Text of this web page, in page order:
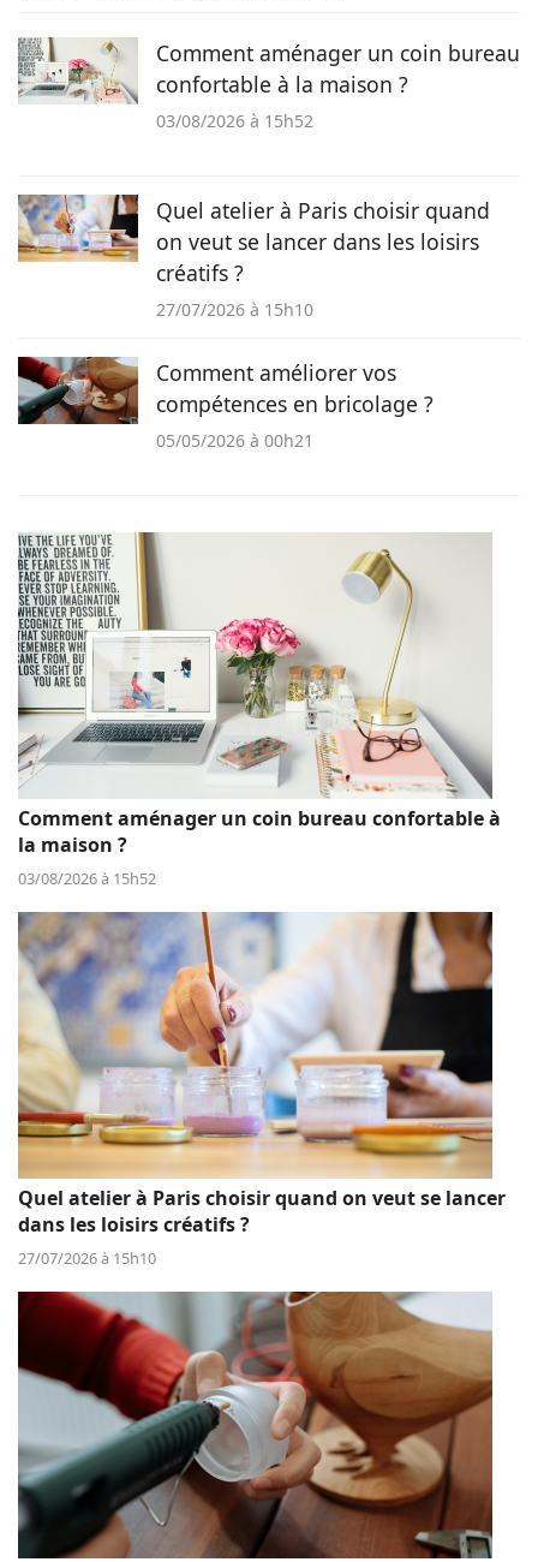
Comment aménager un coin bureau
confortable à la maison ?
03/08/2026 à 15h52
Quel atelier à Paris choisir quand
on veut se lancer dans les loisirs
créatifs ?
27/07/2026 à 15h10
Comment améliorer vos
compétences en bricolage ?
05/05/2026 à 00h21
Comment aménager un coin bureau confortable à
la maison ?
03/08/2026 à 15h52
Quel atelier à Paris choisir quand on veut se lancer
dans les loisirs créatifs ?
27/07/2026 à 15h10